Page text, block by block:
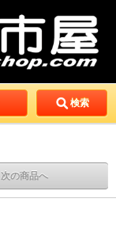
検索
次の商品へ